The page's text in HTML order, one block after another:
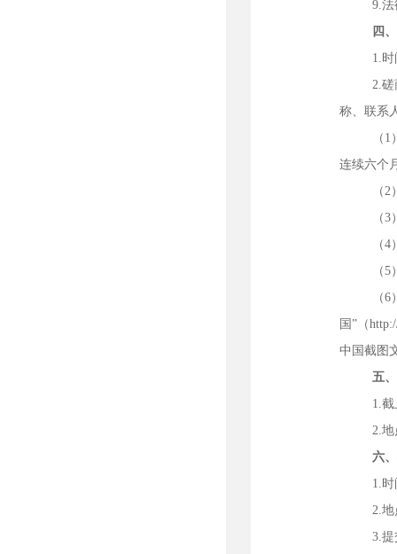
9.
四
1.
2.
称、联系
（ 1
连续六个
（2
（3
（4
（5
（6
国”（
中国截图
五
1.
2.
六
1.
2.
3.